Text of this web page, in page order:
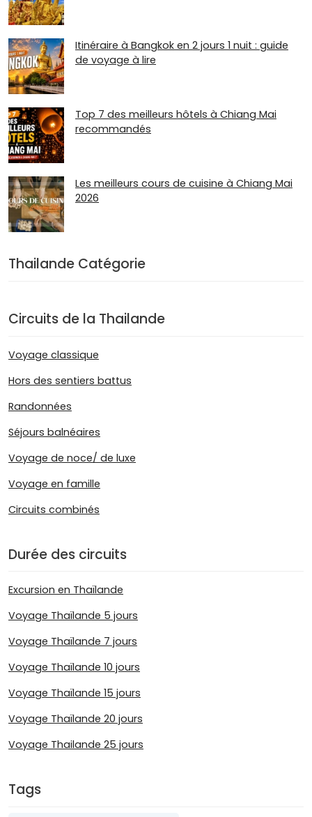
Itinéraire à Bangkok en 2 jours 1 nuit : guide
de voyage à lire
Top 7 des meilleurs hôtels à Chiang Mai
recommandés
Les meilleurs cours de cuisine à Chiang Mai
2026
Thailande Catégorie
Circuits de la Thailande
Voyage classique
Hors des sentiers battus
Randonnées
Séjours balnéaires
Voyage de noce/ de luxe
Voyage en famille
Circuits combinés
Durée des circuits
Excursion en Thaïlande
Voyage Thaïlande 5 jours
Voyage Thaïlande 7 jours
Voyage Thaïlande 10 jours
Voyage Thaïlande 15 jours
Voyage Thaïlande 20 jours
Voyage Thailande 25 jours
Tags